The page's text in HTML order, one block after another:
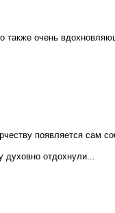
также очень
появляется сам
отдохнули...